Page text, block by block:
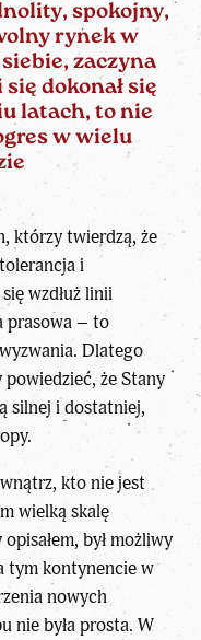
spokojny,
rynek w
zaczyna
dokonał się
latach, to nie
w wielu
którzy twierdzą, że
i
wzdłuż linii
prasowa – to
Dlatego
powiedzieć, że Stany
silnej i dostatniej,
kto nie jest
wielką skalę
był możliwy
tym kontynencie w
nowych
nie była prosta. W